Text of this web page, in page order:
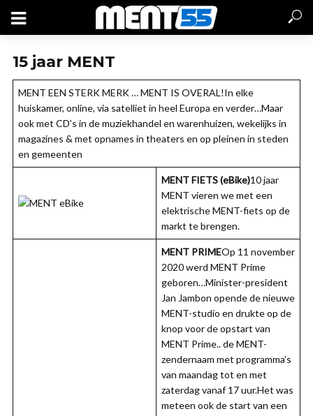
15 jaar MENT
MENT EEN STERK MERK … MENT IS OVERAL!In elke
huiskamer, online, via satelliet in heel Europa en verder…Maar
ook met CD’s in de muziekhandel en warenhuizen, wekelijks in
magazines & met opnames in theaters en op pleinen in steden
en gemeenten
MENT FIETS(eBike)10 jaar
MENT vieren we met een
elektrische MENT-fiets op de
markt te brengen.
MENT PRIMEOp 11 november
2020 werd MENT Prime
geboren…Minister-president
Jan Jambon opende de nieuwe
MENT-studio en drukte op de
knop voor de opstart van
MENT Prime.. de MENT-
zendernaam met programma’s
van maandag tot en met
zaterdag vanaf 17 uur.Het was
meteen ook de start van een